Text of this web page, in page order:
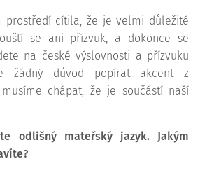
prostředí cítila, že je velmi důležité
se ani přízvuk, a dokonce se
na české výslovnosti a přízvuku
žádný důvod popírat akcent z
chápat, že je součástí naší
odlišný mateřský jazyk. Jakým